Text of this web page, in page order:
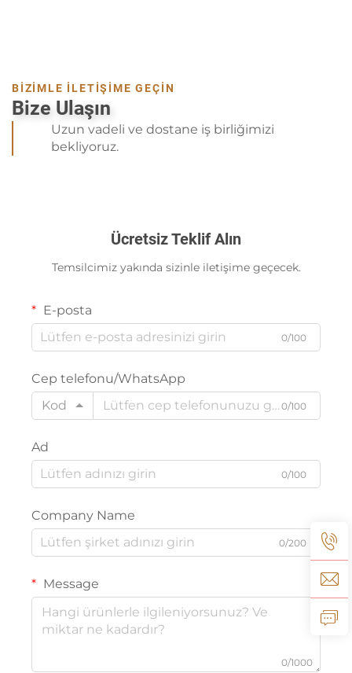
BİZİMLE İLETİŞİME GEÇİN
Bize Ulaşın
Uzun vadeli ve dostane iş birliğimizi
bekliyoruz.
Ücretsiz Teklif Alın
Temsilcimiz yakında sizinle iletişime geçecek.
E-posta
0/100
Cep telefonu/WhatsApp
Kod
0/100
Ad
0/100
Company Name
0/200
Message
0/1000